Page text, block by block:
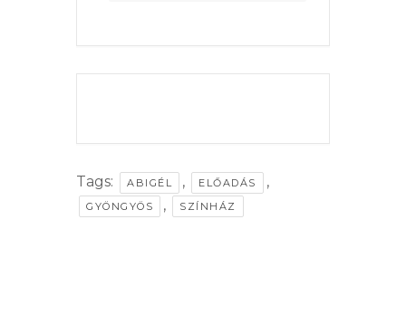
TESTÜLETI
ANYAGOK
Tags: ABIGÉL , ELŐADÁS ,
GYÖNGYÖS , SZÍNHÁZ